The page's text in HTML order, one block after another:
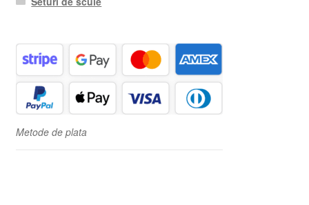
Metode de plata